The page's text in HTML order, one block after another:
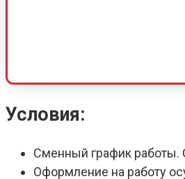
Условия:
Сменный график
Оформление на работу